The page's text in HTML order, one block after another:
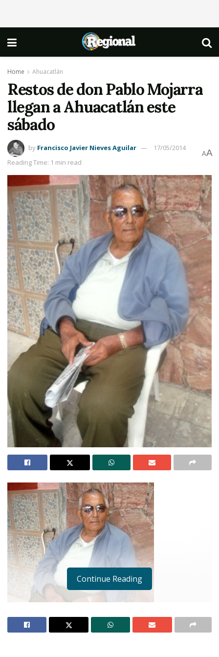
Home Ahuacatlán
Restos de don Pablo Mojarra
llegan a Ahuacatlán este
sábado
by Francisco Javier Nieves Aguilar
17/05/2014
Reading Time: 1 min read
AA
Continue Reading